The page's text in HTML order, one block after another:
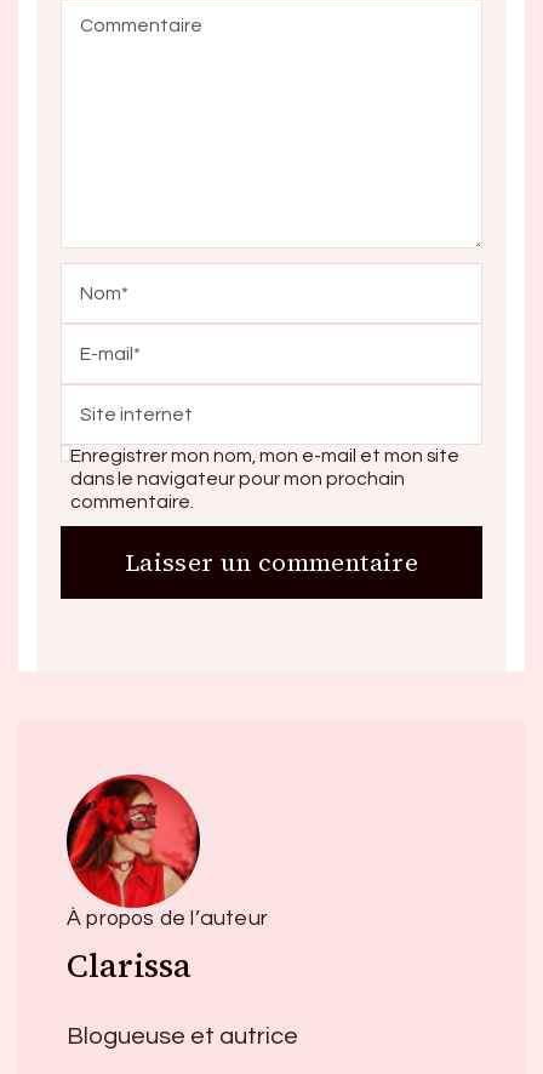
Enregistrer mon nom, mon e-mail et mon site
dans le navigateur pour mon prochain
commentaire.
À propos de l’auteur
Clarissa
Blogueuse et autrice